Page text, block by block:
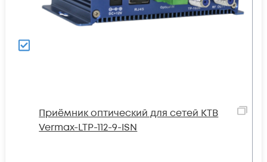
Приёмник оптический для сетей КТВ
Vermax-LTP-112-9-ISN